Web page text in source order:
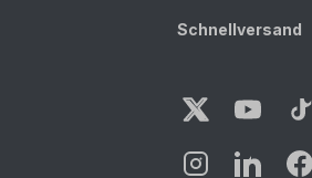
Schnellversand